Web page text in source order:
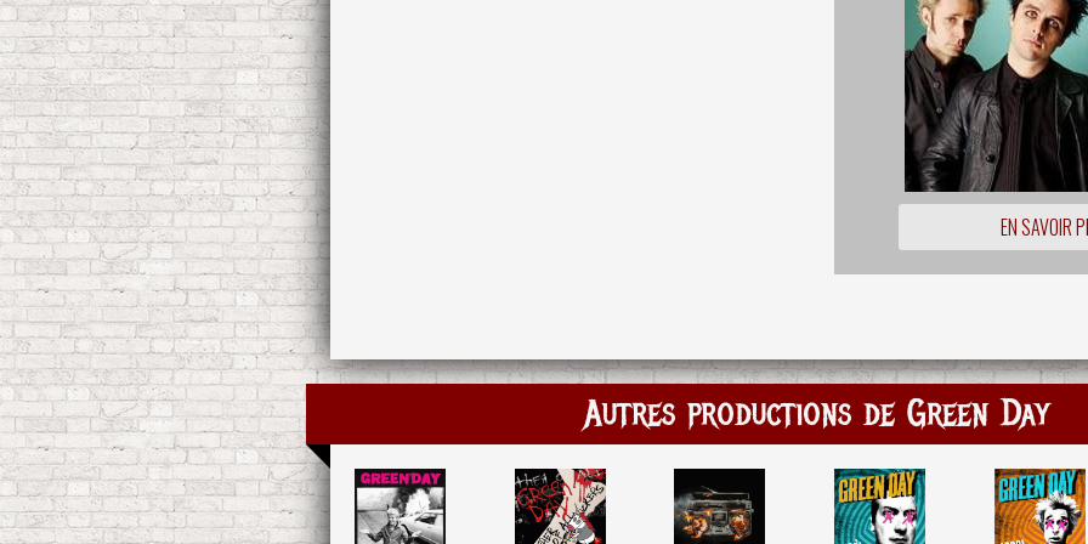
EN SAVOIR
Autres productions de Green Day